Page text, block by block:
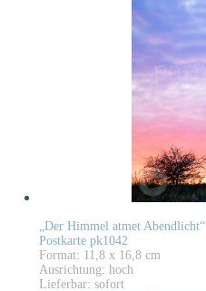
„Der Himmel atmet Abendlicht“
Postkarte pk1042
Format: 11,8 x 16,8 cm
Ausrichtung: hoch
Lieferbar: sofort